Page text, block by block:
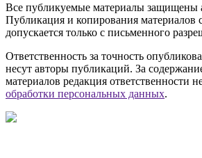
Все публикуемые материалы защищены
Публикация и копирования материалов
допускается только с письменного
Ответственность за точность
несут авторы публикаций. За
материалов редакция ответственности
обработки персональных данных.